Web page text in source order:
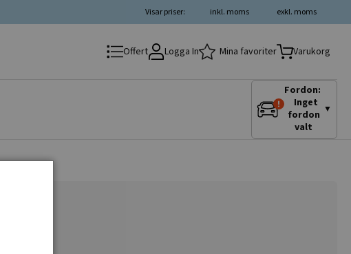
exkl. moms
inkl. moms
Visar priser:
Offert Logga In Mina favoriter Varukorg
Fordon:
Inget
fordon
valt
▼